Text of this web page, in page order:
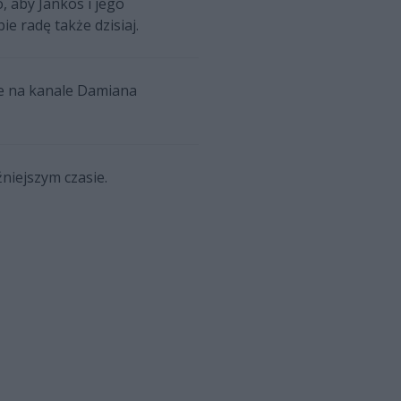
radę także dzisiaj.
na kanale Damiana
czasie.